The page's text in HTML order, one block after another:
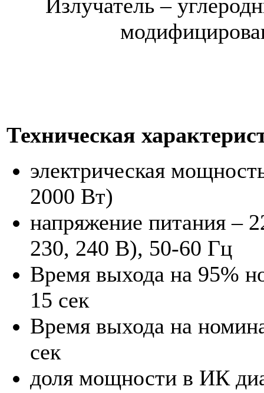
Излучатель –
Техническая
электрическая
2000 Вт)
напряжение питания –
230, 240 В), 50-60 Гц
Время выхода на 95%
15 сек
Время выхода на
сек
доля мощности в ИК